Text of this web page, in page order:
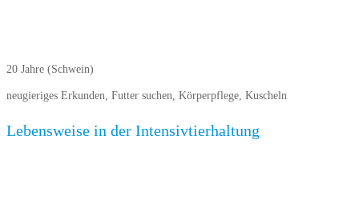
20 Jahre (Schwein)
neugieriges Erkunden, Futter suchen, Körperpflege, Kuscheln
Lebensweise in der Intensivtierhaltung